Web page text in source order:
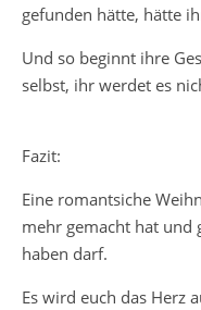
gefunden hätte, hätte
Und so beginnt ihre
selbst, ihr werdet es
Fazit:
Eine romantsiche
mehr gemacht hat und
haben darf.
Es wird euch das Herz